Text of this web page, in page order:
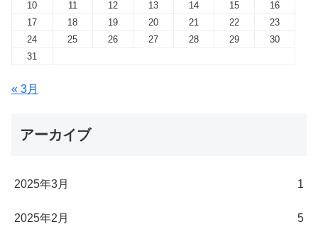
10
11 12 13 14 15
16
17
18 19 20 21 22
23
24
25 26 27 28 29
30
31
« 3月
アーカイブ
2025年3月 1
2025年2月 5